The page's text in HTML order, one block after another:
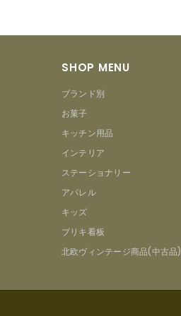
SHOP MENU
ブランド別
お菓子
キッチン用品
インテリア
ステーショナリー
アパレル
キッズ
ブリキ看板
北欧ヴィンテージ商品(中古品)